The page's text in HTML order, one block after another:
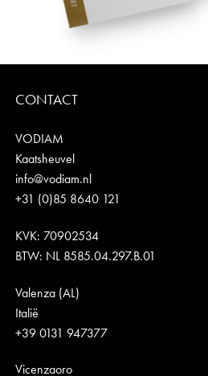
CONTACT
VODIAM
Kaatsheuvel
info@vodiam.nl
+31 (0)85 8640 121
KVK: 70902534
BTW: NL 8585.04.297.B.01
Valenza (AL)
Italië
+39 0131 947377
Vicenzaoro